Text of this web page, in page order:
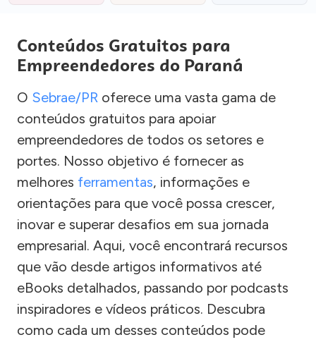
Conteúdos Gratuitos para
Empreendedores do Paraná
O Sebrae/PR oferece uma vasta gama de
conteúdos gratuitos para apoiar
empreendedores de todos os setores e
portes. Nosso objetivo é fornecer as
melhores ferramentas, informações e
orientações para que você possa crescer,
inovar e superar desafios em sua jornada
empresarial. Aqui, você encontrará recursos
que vão desde artigos informativos até
eBooks detalhados, passando por podcasts
inspiradores e vídeos práticos. Descubra
como cada um desses conteúdos pode